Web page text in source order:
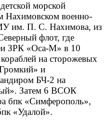
морской
Нахимовском военно-
им. П. С. Нахимова, из
флот, где
ЗРК «Оса-М» в 10
на сторожевых
и
БЧ-2 на
Затем 6 ВСОК
бпк «Симферополь»,
«Удалой».